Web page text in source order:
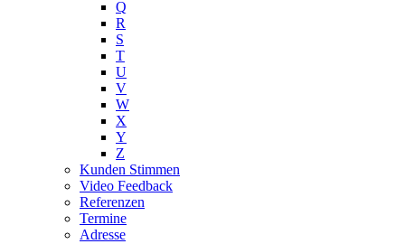
Q
R
S
T
U
V
W
X
Y
Z
Kunden Stimmen
Video Feedback
Referenzen
Termine
Adresse